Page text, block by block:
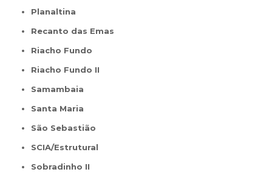
Planaltina
Recanto das Emas
Riacho Fundo
Riacho Fundo II
Samambaia
Santa Maria
São Sebastião
SCIA/Estrutural
Sobradinho II